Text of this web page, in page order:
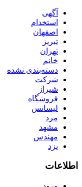
آگهی
استخدام
اصفهان
تبریز
تهران
خانم
دسته‌بندی نشده
شرکت
شیراز
فروشگاه
لیسانس
مرد
مشهد
مهندس
یزد
اطلاعات